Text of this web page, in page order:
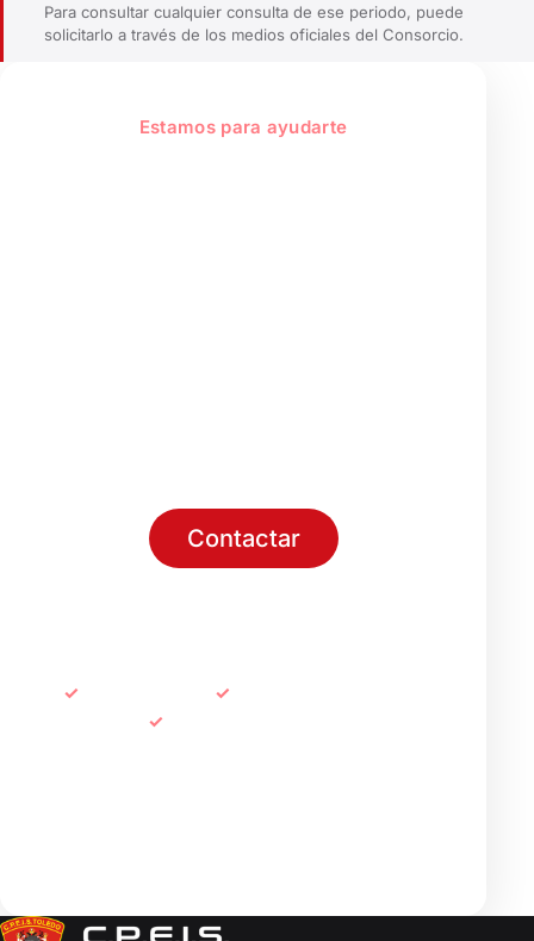
Para consultar cualquier consulta de ese periodo, puede
solicitarlo a través de los medios oficiales del Consorcio.
Estamos para ayudarte
Contactar